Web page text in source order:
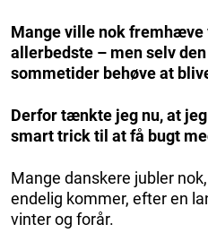
Mange ville nok fremhæve
allerbedste – men selv
sommetider behøve at
Derfor tænkte jeg nu, at
smart trick til at få bugt
Mange danskere jubler
endelig kommer, efter en
vinter og forår.